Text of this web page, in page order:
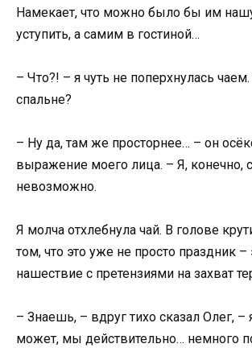
Намекает, что можно было бы им
уступить, а самим в гостиной…
– Что?! – я чуть не поперхнулась
спальне?
– Ну да, там же просторнее… – он
выражение моего лица. – Я, конечно,
невозможно.
Я молча отхлебнула чай. В голове
том, что это уже не просто праздник –
нашествие с претензиями на захват
– Знаешь, – вдруг тихо сказал Олег, –
может, мы действительно… немного